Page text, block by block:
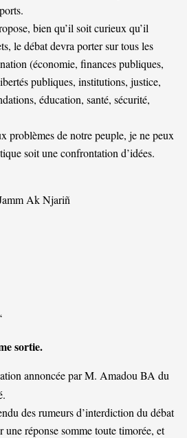
bien qu’il soit curieux qu’il
le débat devra porter sur tous les
(économie, finances publiques,
publiques, institutions, justice,
éducation, santé, sécurité,
problèmes de notre peuple, je ne peux
soit une confrontation d’idées.
Ak Njariñ
sortie.
annoncée par M. Amadou BA du
des rumeurs d’interdiction du débat
réponse somme toute timorée, et